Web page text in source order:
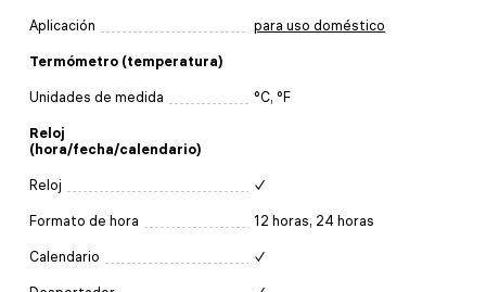
Aplicación para uso doméstico
Termómetro (temperatura)
Unidades de medida °C, °F
Reloj
(hora/fecha/calendario)
Reloj ✓
Formato de hora 12 horas, 24 horas
Calendario ✓